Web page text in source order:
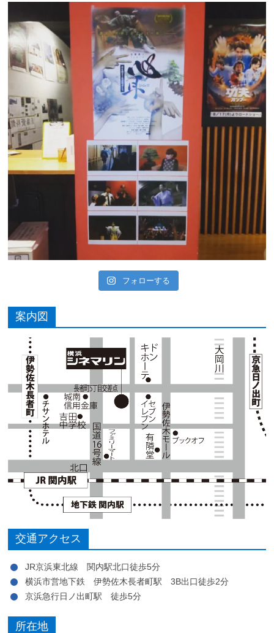
フォローする
案内図
交通アクセス
JR京浜東北線 関内駅北口徒歩5分
横浜市営地下鉄 伊勢佐木長者町駅 3B出口徒歩2分
京浜急行日ノ出町駅 徒歩5分
所在地